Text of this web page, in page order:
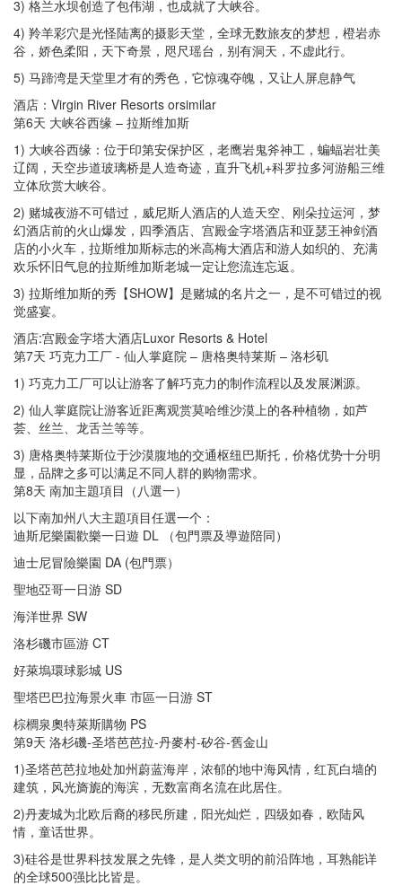
3) 格兰水坝创造了包伟湖，也成就了大峡谷。
4) 羚羊彩穴是光怪陆离的摄影天堂，全球无数旅友的梦想，橙岩赤
谷，娇色柔阳，天下奇景，咫尺瑶台，别有洞天，不虚此行。
5) 马蹄湾是天堂里才有的秀色，它惊魂夺魄，又让人屏息静气
酒店：Virgin River Resorts orsimilar
第6天 大峡谷西缘 – 拉斯维加斯
1) 大峡谷西缘：位于印第安保护区，老鹰岩鬼斧神工，蝙蝠岩壮美
辽阔，天空步道玻璃桥是人造奇迹，直升飞机+科罗拉多河游船三维
立体欣赏大峡谷。
2) 赌城夜游不可错过，威尼斯人酒店的人造天空、刚朵拉运河，梦
幻酒店前的火山爆发，四季酒店、宫殿金字塔酒店和亚瑟王神剑酒
店的小火车，拉斯维加斯标志的米高梅大酒店和游人如织的、充满
欢乐怀旧气息的拉斯维加斯老城一定让您流连忘返。
3) 拉斯维加斯的秀【SHOW】是赌城的名片之一，是不可错过的视
觉盛宴。
酒店:宫殿金字塔大酒店Luxor Resorts & Hotel
第7天 巧克力工厂 - 仙人掌庭院 – 唐格奥特莱斯 – 洛杉矶
1) 巧克力工厂可以让游客了解巧克力的制作流程以及发展渊源。
2) 仙人掌庭院让游客近距离观赏莫哈维沙漠上的各种植物，如芦
荟、丝兰、龙舌兰等等。
3) 唐格奥特莱斯位于沙漠腹地的交通枢纽巴斯托，价格优势十分明
显，品牌之多可以满足不同人群的购物需求。
第8天 南加主題項目（八選一）
以下南加州八大主題項目任選一个：
迪斯尼樂園歡樂一日遊 DL （包門票及導遊陪同）
迪士尼冒險樂園 DA (包門票）
聖地亞哥一日游 SD
海洋世界 SW
洛杉磯市區游 CT
好萊塢環球影城 US
聖塔巴巴拉海景火車 市區一日游 ST
棕櫚泉奧特萊斯購物 PS
第9天 洛杉磯-圣塔芭芭拉-丹麥村-矽谷-舊金山
1)圣塔芭芭拉地处加州蔚蓝海岸，浓郁的地中海风情，红瓦白墙的
建筑，风光旖旎的海滨，无数富商名流在此居住。
2)丹麦城为北欧后裔的移民所建，阳光灿烂，四级如春，欧陆风
情，童话世界。
3)硅谷是世界科技发展之先锋，是人类文明的前沿阵地，耳熟能详
的全球500强比比皆是。